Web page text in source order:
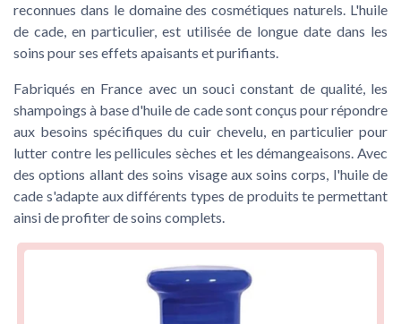
reconnues dans le domaine des cosmétiques naturels. L'huile
de cade, en particulier, est utilisée de longue date dans les
soins pour ses effets apaisants et purifiants.
Fabriqués en France avec un souci constant de qualité, les
shampoings à base d'huile de cadesont conçus pour répondre
aux besoins spécifiques du cuir chevelu, en particulier pour
lutter contre lespellicules sèches et lesdémangeaisons. Avec
des options allant des soins visage aux soins corps, l'huile de
cade s'adapte aux différents types de produits te permettant
ainsi de profiter de soins complets.